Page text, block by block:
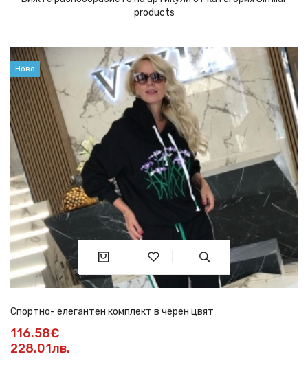
products
Ново
Спортно- елегантен комплект в черен цвят
116.58€
228.01лв.